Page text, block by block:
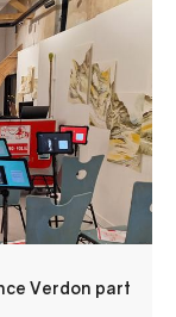
s'installe
numérique,
une
vous
Verdon part